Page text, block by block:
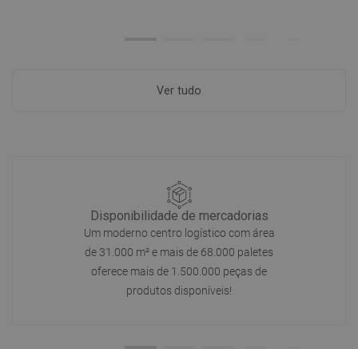
Ver tudo
Disponibilidade de mercadorias
Um moderno centro logístico com área
de 31.000 m² e mais de 68.000 paletes
oferece mais de 1.500.000 peças de
produtos disponíveis!